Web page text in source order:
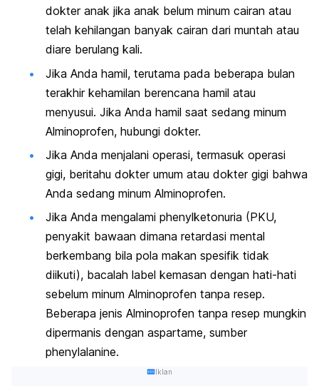
dokter anak jika anak belum minum cairan atau
telah kehilangan banyak cairan dari muntah atau
diare berulang kali.
Jika Anda hamil, terutama pada beberapa bulan
terakhir kehamilan berencana hamil atau
menyusui. Jika Anda hamil saat sedang minum
Alminoprofen, hubungi dokter.
Jika Anda menjalani operasi, termasuk operasi
gigi, beritahu dokter umum atau dokter gigi bahwa
Anda sedang minum Alminoprofen.
Jika Anda mengalami phenylketonuria (PKU,
penyakit bawaan dimana retardasi mental
berkembang bila pola makan spesifik tidak
diikuti), bacalah label kemasan dengan hati-hati
sebelum minum Alminoprofen tanpa resep.
Beberapa jenis Alminoprofen tanpa resep mungkin
dipermanis dengan aspartame, sumber
phenylalanine.
Iklan